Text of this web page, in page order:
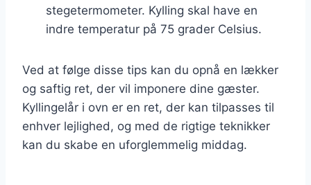
stegetermometer. Kylling skal have en
indre temperatur på 75 grader Celsius.
Ved at følge disse tips kan du opnå en lækker
og saftig ret, der vil imponere dine gæster.
Kyllingelår i ovn er en ret, der kan tilpasses til
enhver lejlighed, og med de rigtige teknikker
kan du skabe en uforglemmelig middag.